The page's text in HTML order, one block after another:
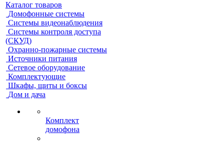
Каталог товаров
Домофонные системы
Системы видеонаблюдения
Системы контроля доступа
(СКУД)
Охранно-пожарные системы
Источники питания
Сетевое оборудование
Комплектующие
Шкафы, щиты и боксы
Дом и дача
Комплект
домофона